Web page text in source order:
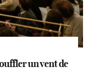
un vent de